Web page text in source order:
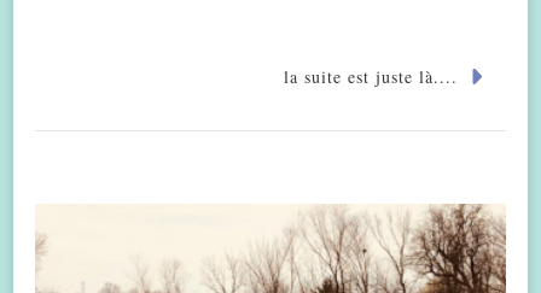
la suite est juste là....